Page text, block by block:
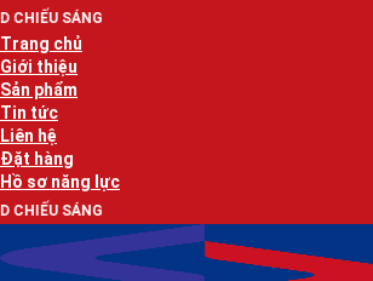
Bỏ
qua
nội
dung
Trang chủ
Giới thiệu
Sản phẩm
Tin tức
Liên hệ
Đặt hàng
Hồ sơ năng lực